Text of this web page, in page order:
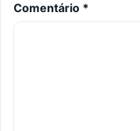
Comentário *